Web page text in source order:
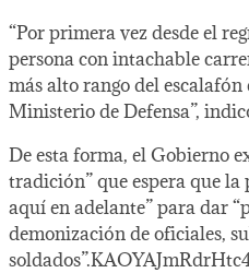
“Por primera vez desde el
persona con intachable
más alto rango del
Ministerio de Defensa”,
De esta forma, el Gobierno
tradición” que espera que
aquí en adelante” para dar
demonización de oficiales,